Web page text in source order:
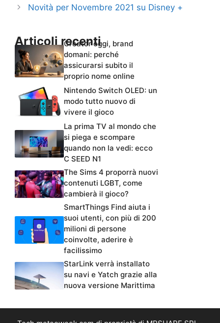
Novità per Novembre 2021 su Disney +
Articoli recenti
Creator oggi, brand
domani: perché
assicurarsi subito il
proprio nome online
Nintendo Switch OLED: un
modo tutto nuovo di
vivere il gioco
La prima TV al mondo che
si piega e scompare
quando non la vedi: ecco
C SEED N1
The Sims 4 proporrà nuovi
contenuti LGBT, come
cambierà il gioco?
SmartThings Find aiuta i
suoi utenti, con più di 200
milioni di persone
coinvolte, aderire è
facilissimo
StarLink verrà installato
su navi e Yatch grazie alla
nuova versione Marittima